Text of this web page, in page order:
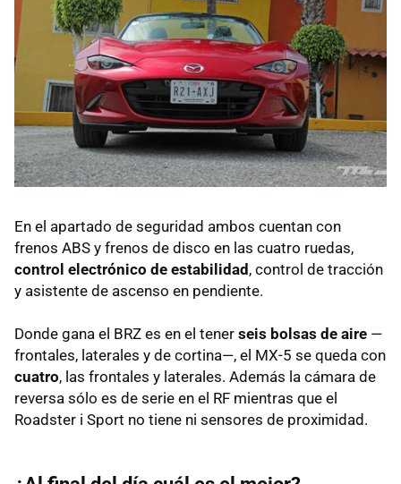
En el apartado de seguridad ambos cuentan con
frenos ABS y frenos de disco en las cuatro ruedas,
control electrónico de estabilidad , control de tracción
y asistente de ascenso en pendiente.
Donde gana el BRZ es en el tener seis bolsas de aire —
frontales, laterales y de cortina—, el MX-5 se queda con
cuatro, las frontales y laterales. Además la cámara de
reversa sólo es de serie en el RF mientras que el
Roadster i Sport no tiene ni sensores de proximidad.